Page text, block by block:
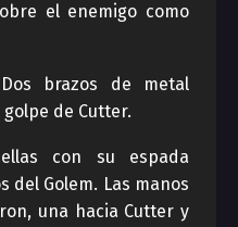
el enemigo como
brazos de metal
de Cutter.
con su espada
del Golem. Las manos
una hacia Cutter y